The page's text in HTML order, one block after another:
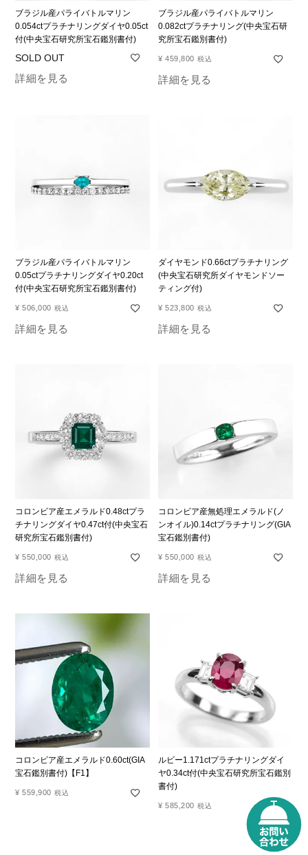
ブラジル産パライバトルマリン
0.054ctプラチナリングダイヤ0.05ct
付(中央宝石研究所宝石鑑別書付)
詳細を見る
ブラジル産パライバトルマリン
0.082ctプラチナリング(中央宝石研
究所宝石鑑別書付)
¥ 459,800 税込
詳細を見る
ブラジル産パライバトルマリン
0.05ctプラチナリングダイヤ0.20ct
付(中央宝石研究所宝石鑑別書付)
¥ 506,000 税込
詳細を見る
ダイヤモンド0.66ctプラチナリング
(中央宝石研究所ダイヤモンドソー
ティング付)
¥ 523,800 税込
詳細を見る
コロンビア産エメラルド0.48ctプラ
チナリングダイヤ0.47ct付(中央宝石
研究所宝石鑑別書付)
¥ 550,000 税込
詳細を見る
コロンビア産無処理エメラルド(ノ
ンオイル)0.14ctプラチナリング(GIA
宝石鑑別書付)
¥ 550,000 税込
詳細を見る
コロンビア産エメラルド0.60ct(GIA
宝石鑑別書付)【F1】
¥ 559,900 税込
ルビー1.171ctプラチナリングダイ
ヤ0.34ct付(中央宝石研究所宝石鑑別
書付)
¥ 585,200 税込